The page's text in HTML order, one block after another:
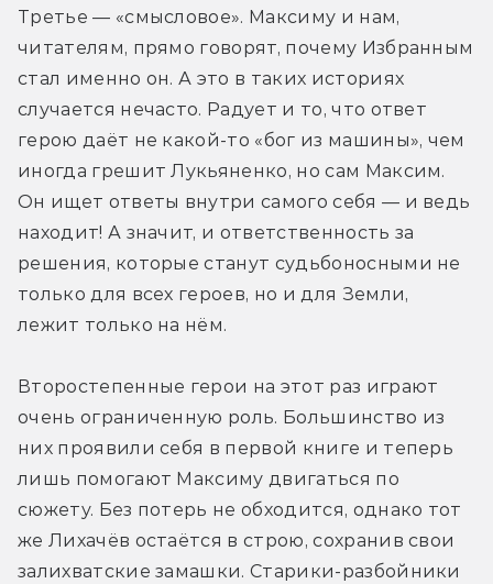
Третье — «смысловое». Максиму и нам,
читателям, прямо говорят, почему Избранным
стал именно он. А это в таких историях
случается нечасто. Радует и то, что ответ
герою даёт не какой-то «бог из машины», чем
иногда грешит Лукьяненко, но сам Максим.
Он ищет ответы внутри самого себя — и ведь
находит! А значит, и ответственность за
решения, которые станут судьбоносными не
только для всех героев, но и для Земли,
лежит только на нём.
Второстепенные герои на этот раз играют
очень ограниченную роль. Большинство из
них проявили себя в первой книге и теперь
лишь помогают Максиму двигаться по
сюжету. Без потерь не обходится, однако тот
же Лихачёв остаётся в строю, сохранив свои
залихватские замашки. Старики-разбойники